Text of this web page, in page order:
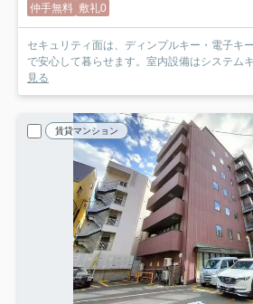
仲手無料 敷礼0
セキュリティ面は、ディンプルキー・電子キ
で安心して暮らせます。室内設備はシステム
見る
賃貸マンション